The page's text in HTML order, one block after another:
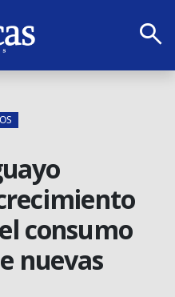
search
consumo
nuevas